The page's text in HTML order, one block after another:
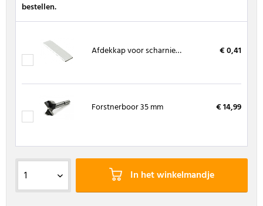
bestellen.
Afdekkap voor scharnierarm Häfele metalla € 0,41
Forstnerboor 35 mm € 14,99
In het winkelmandje